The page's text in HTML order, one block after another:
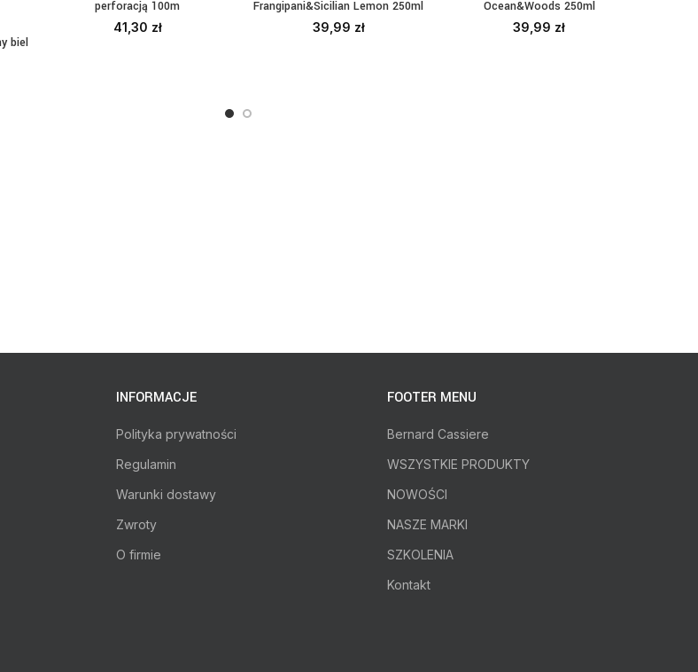
biel
perforacją 100m
41,30 zł
Frangipani&Sicilian Lemon 250ml
39,99 zł
Ocean&Woods 250ml
39,99 zł
INFORMACJE
Polityka prywatności
Regulamin
Warunki dostawy
Zwroty
O firmie
FOOTER MENU
Bernard Cassiere
WSZYSTKIE PRODUKTY
NOWOŚCI
NASZE MARKI
SZKOLENIA
Kontakt